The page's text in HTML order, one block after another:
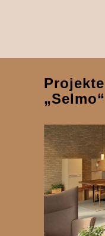
„Selmo“